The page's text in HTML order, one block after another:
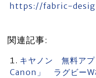
https://fabric-
関連記事:
キヤノン 無料アプ
Canon」 ラグビーW